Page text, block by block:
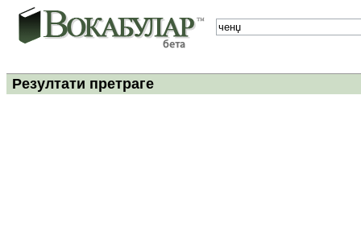
Резултати претраге